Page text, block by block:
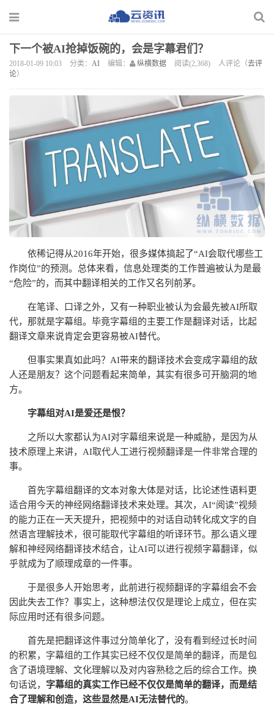
下一个被AI抢掉饭碗的，会是字幕君们？
2018-01-09 10:03 分类： AI 编辑： 纵横数据 阅读(2,368) 人评论（去评
论）
依稀记得从2016年开始，很多媒体搞起了“AI会取代哪些工
作岗位”的预测。总体来看，信息处理类的工作普遍被认为是最
“危险”的，而其中翻译相关的工作又名列前茅。
在笔译、口译之外，又有一种职业被认为会最先被AI所取
代，那就是字幕组。毕竟字幕组的主要工作是翻译对话，比起
翻译文章来说肯定会更容易被AI替代。
但事实果真如此吗？AI带来的翻译技术会变成字幕组的敌
人还是朋友？这个问题看起来简单，其实有很多可开脑洞的地
方。
字幕组对AI是爱还是恨？
之所以大家都认为AI对字幕组来说是一种威胁，是因为从
技术原理上来讲，AI取代人工进行视频翻译是一件非常合理的
事。
首先字幕组翻译的文本对象大体是对话，比论述性语料更
适合用今天的神经网络翻译技术来处理。其次，AI“阅读”视频
的能力正在一天天提升，把视频中的对话自动转化成文字的自
然语言理解技术，很可能取代字幕组的听译环节。那么语义理
解和神经网络翻译技术结合，让AI可以进行视频字幕翻译，似
乎就成为了顺理成章的一件事。
于是很多人开始思考，此前进行视频翻译的字幕组会不会
因此失去工作？事实上，这种想法仅仅是理论上成立，但在实
际应用时还有很多问题。
首先是把翻译这件事过分简单化了，没有看到经过长时间
的积累，字幕组的工作其实已经不仅仅是简单的翻译，而是包
含了语境理解、文化理解以及对内容熟稔之后的综合工作。换
句话说， 字幕组的真实工作已经不仅仅是简单的翻译，而是结
合了理解和创造，这些显然是AI无法替代的。